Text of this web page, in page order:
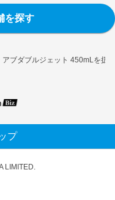
アブダブルジェット 450mLを扱
を探す
プ
LIMITED.